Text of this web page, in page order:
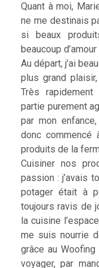
Quant à moi,
ne me destinais
si beaux
beaucoup
Au départ, j’ai
plus grand
Très
partie purement
par mon
donc commencé
produits de la
Cuisiner nos
passion : j’avais
potager était à
toujours ravis de
la cuisine
me suis nourrie
grâce au
voyager, par